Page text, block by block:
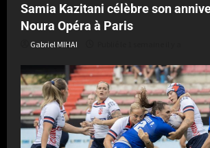
Samia Kazitani célèbre son
Noura Opéra à Paris
Gabriel MIHAI